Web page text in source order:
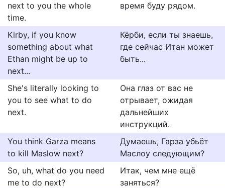
next to you the whole
time.
время буду рядом.
Kirby, if you know
something about what
Ethan might be up to
next...
Кёрби, если ты знаешь,
где сейчас Итан может
быть...
She's literally looking to
you to see what to do
next.
Она глаз от вас не
отрывает, ожидая
дальнейших
инструкций.
You think Garza means
to kill Maslow next?
Думаешь, Гарза убьёт
Маслоу следующим?
So, uh, what do you need
me to do next?
Итак, чем мне ещё
заняться?